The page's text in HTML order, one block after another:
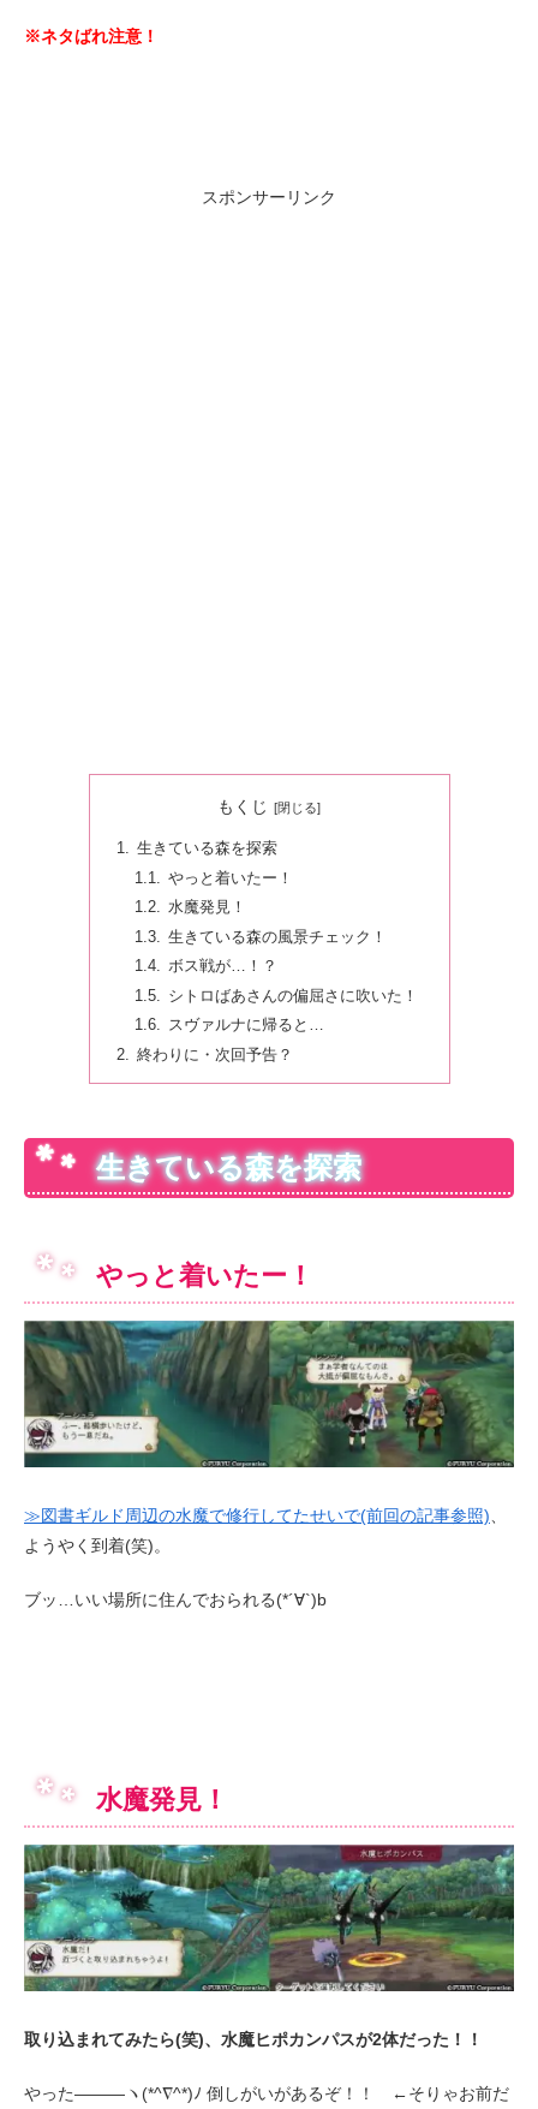
※ネタばれ注意！
スポンサーリンク
もくじ
生きている森を探索
やっと着いたー！
水魔発見！
生きている森の風景チェック！
ボス戦が…！？
シトロばあさんの偏屈さに吹いた！
スヴァルナに帰ると…
終わりに・次回予告？
生きている森を探索
やっと着いたー！
≫図書ギルド周辺の水魔で修行してたせいで(前回の記事参照)
ようやく到着(笑)。
ブッ…いい場所に住んでおられる(*´∀`)b
水魔発見！
取り込まれてみたら(笑)、水魔ヒポカンパスが2体だった！！
やった―――ヽ(*^∇^*)ﾉ 倒しがいがあるぞ！！ ←そりゃお前だ